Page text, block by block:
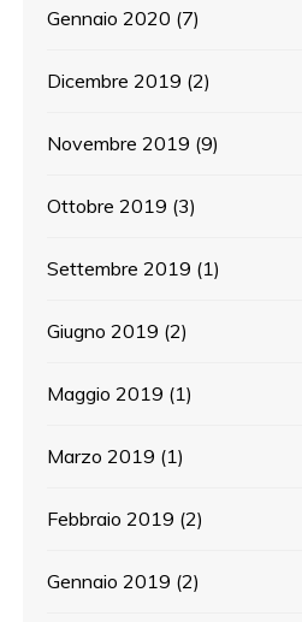
Gennaio 2020 (7)
Dicembre 2019 (2)
Novembre 2019 (9)
Ottobre 2019 (3)
Settembre 2019 (1)
Giugno 2019 (2)
Maggio 2019 (1)
Marzo 2019 (1)
Febbraio 2019 (2)
Gennaio 2019 (2)